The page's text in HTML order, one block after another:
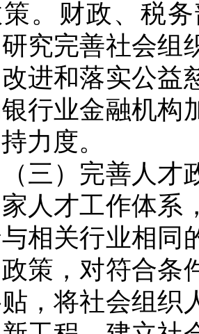
。财政、税
究完善社会组
进和落实公益
行业金融机构
力度。
）完善人才
人才工作体系
相关行业相同
策，对符合条
，将社会组织